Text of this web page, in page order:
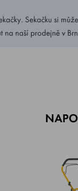
Sekačku si
na naší prodejně v